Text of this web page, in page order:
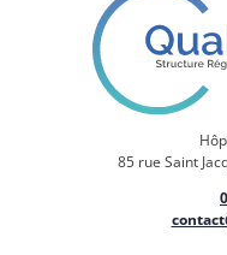
85 rue Saint